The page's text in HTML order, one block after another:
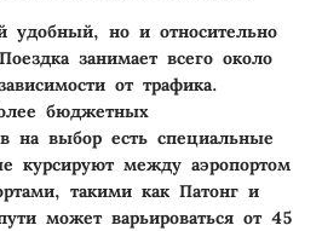
удобный, но и относительно
занимает всего около
от трафика.
бюджетных
на выбор есть специальные
курсируют между аэропортом
такими как Патонг и
может варьироваться от 45